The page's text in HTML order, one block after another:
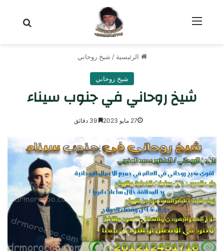
الرئيسية / شيخ روحاني
شيخ روحاني
شيخ روحاني في جنوب سيناء
27 مايو 2023